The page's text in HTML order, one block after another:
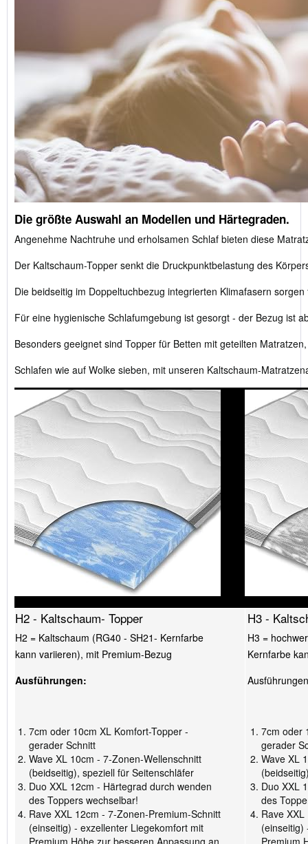
Die größte Auswahl an Modellen und Härtegraden.
Angenehme Nachtruhe und erholsamen Schlaf bieten diese
Der Kaltschaum-Topper senkt die Druckpunktbelastung des
Die beidseitig im Doppeltuchbezug integrierten Klimafasern
Für eine hygienische Schlafumgebung ist gesorgt - der Bezug ist
Besonders geeignet sind Topper für Betten mit geteilten
Schlafen wie auf Wolke sieben, mit unseren Kaltschaum-
H2 - Kaltschaum- Topper
H2 = Kaltschaum (RG40 - SH21- Kernfarbe
kann variieren), mit Premium-Bezug
Ausführungen:
7cm oder 10cm XL Komfort-Topper -
gerader Schnitt
Wave XL 10cm - 7-Zonen-Wellenschnitt
(beidseitig), speziell für Seitenschläfer
Duo XXL 12cm - Härtegrad durch wenden
des Toppers wechselbar!
Rave XXL 12cm - 7-Zonen-Premium-Schnitt
(einseitig) - exzellenter Liegekomfort mit
Premium Höhe zur besseren Anpassung an
H3 -
H3 =
Kernfarbe
7cm oder
gerader
Wave XL
Duo XXL
des
Rave
(einseitig)
Premium